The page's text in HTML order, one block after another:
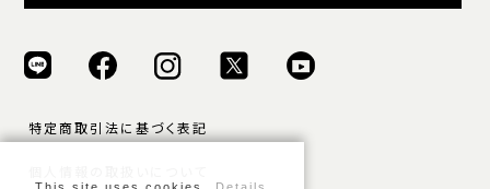
特定商取引法に基づく表記